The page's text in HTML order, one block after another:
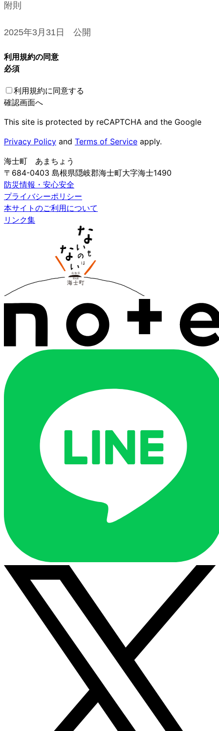
附則
2025年3月31日 公開
利用規約の同意
必須
利用規約に同意する
確認画面へ
This site is protected by reCAPTCHA and the Google
Privacy Policy and Terms of Service apply.
海士町 あまちょう
〒684-0403 島根県隠岐郡海士町大字海士1490
防災情報・安心安全
プライバシーポリシー
本サイトのご利用について
リンク集